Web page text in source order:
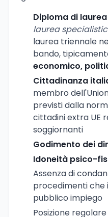
Diploma di laurea
laurea
laurea triennale
bando,
economico,
Cittadinanza
membro
previsti dalla
cittadini extra UE
soggiornanti
Godimento dei
Idoneità psico-
Assenza di
procedimenti che
pubblico impiego
Posizione